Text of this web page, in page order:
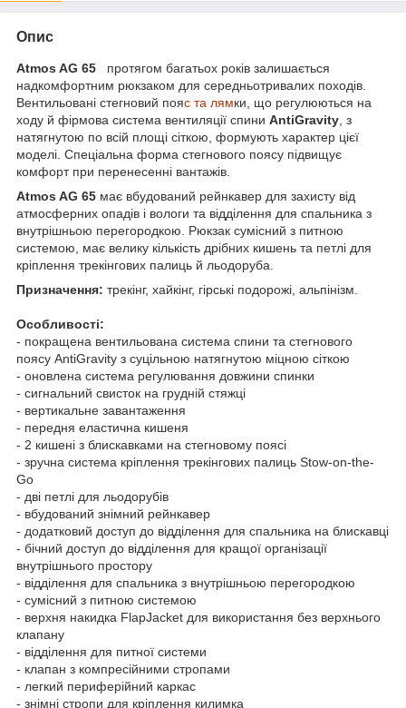
Опис
Atmos AG 65
протягом багатьох років залишається
надкомфортним рюкзаком для середньотривалих походів.
Вентильовані стегновий пояс та лямки, що регулюються на
ходу й фірмова система вентиляції спини AntiGravity , з
натягнутою по всій площі сіткою, формують характер цієї
моделі. Спеціальна форма стегнового поясу підвищує
комфорт при перенесенні вантажів.
Atmos AG 65 має вбудований рейнкавер для захисту від
атмосферних опадів і вологи та відділення для спальника з
внутрішньою перегородкою. Рюкзак сумісний з питною
системою, має велику кількість дрібних кишень та петлі для
кріплення трекінгових палиць й льодоруба.
Призначення: трекінг, хайкінг, гірські подорожі, альпінізм.
Особливості:
- покращена вентильована система спини та стегнового
поясу AntiGravity з суцільною натягнутою міцною сіткою
- оновлена система регулювання довжини спинки
- сигнальний свисток на грудній стяжці
- вертикальне завантаження
- передня еластична кишеня
- 2 кишені з блискавками на стегновому поясі
- зручна система кріплення трекінгових палиць Stow-on-the-
Go
- дві петлі для льодорубів
- вбудований знімний рейнкавер
- додатковий доступ до відділення для спальника на блискавці
- бічний доступ до відділення для кращої організації
внутрішнього простору
- відділення для спальника з внутрішньою перегородкою
- сумісний з питною системою
- верхня накидка FlapJacket для використання без верхнього
клапану
- відділення для питної системи
- клапан з компресійними стропами
- легкий периферійний каркас
- знімні стропи для кріплення килимка